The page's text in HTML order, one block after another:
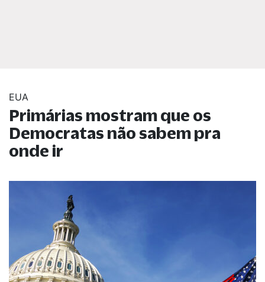
EUA
Primárias mostram que os
Democratas não sabem pra
onde ir